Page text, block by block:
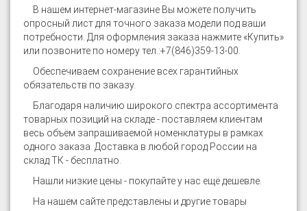
В нашем интернет-магазине Вы можете получить
опросный лист для точного заказа модели под ваши
потребности. Для оформления заказа нажмите «Купить»
или позвоните по номеру тел.:+7(846)359-13-00
Обеспечиваем сохранение всех гарантийных
обязательств по заказу.
Благодаря наличию широкого спектра ассортимента
товарных позиций на складе - поставляем клиентам
весь объём запрашиваемой номенклатуры в рамках
одного заказа. Доставка в любой город России на
склад ТК - бесплатно.
Нашли низкие цены - покупайте у нас ещё дешевле.
На нашем сайте представлены и другие товары